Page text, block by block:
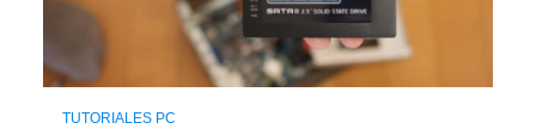
TUTORIALES PC